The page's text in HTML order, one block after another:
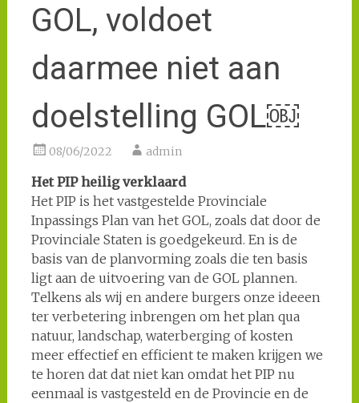
GOL, voldoet
daarmee niet aan
doelstelling GOL￼
08/06/2022 admin
Het PIP heilig verklaard
Het PIP is het vastgestelde Provinciale
Inpassings Plan van het GOL, zoals dat door de
Provinciale Staten is goedgekeurd. En is de
basis van de planvorming zoals die ten basis
ligt aan de uitvoering van de GOL plannen.
Telkens als wij en andere burgers onze ideeen
ter verbetering inbrengen om het plan qua
natuur, landschap, waterberging of kosten
meer effectief en efficient te maken krijgen we
te horen dat dat niet kan omdat het PIP nu
eenmaal is vastgesteld en de Provincie en de